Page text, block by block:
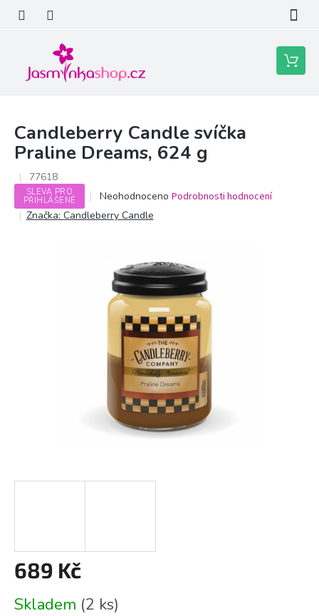
obsah
Nákupní
košík
Candleberry Candle svíčka
Praline Dreams, 624 g
77618
SLEVA PRO
PŘIHLÁŠENÉ
Průměrné
hodnocení
produktu
hvězdiček.
Neohodnoceno Podrobnosti hodnocení
Značka: Candleberry Candle
689 Kč
cena:
Skladem (2 ks)